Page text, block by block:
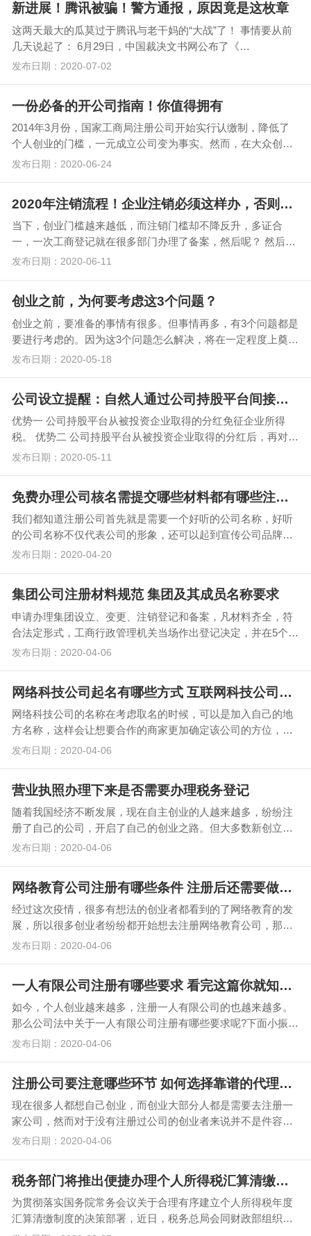
新进展！腾讯被骗！警方通报，原因竟是这枚章
这两天最大的瓜莫过于腾讯与老干妈的“大战”了！ 事情要从前
几天说起了： 6月29日，中国裁决文书网公布了《…
发布日期：2020-07-02
一份必备的开公司指南！你值得拥有
2014年3月份，国家工商局注册公司开始实行认缴制，降低了
个人创业的门槛，一元成立公司变为事实。然而，在大众创业
的同时，也带来了一些困惑，要开公司，注…
发布日期：2020-06-24
2020年注销流程！企业注销必须这样办，否则后果严重！
当下，创业门槛越来越低，而注销门槛却不降反升，多证合
一，一次工商登记就在很多部门办理了备案，然后呢？ 然后等
到有一天你要注销的时候，每一个部门都…
发布日期：2020-06-11
创业之前，为何要考虑这3个问题？
创业之前，要准备的事情有很多。但事情再多，有3个问题都是
要进行考虑的。因为这3个问题怎么解决，将在一定程度上奠定
创业的基调。 那么，这3个问题是什么？又…
发布日期：2020-05-18
公司设立提醒：自然人通过公司持股平台间接持股模式的税务优势
优势一 公司持股平台从被投资企业取得的分红免征企业所得
税。 优势二 公司持股平台从被投资企业取得的分红后，再对我
投资，现金对外投资也是无税。…
发布日期：2020-05-11
免费办理公司核名需提交哪些材料都有哪些注意事项
我们都知道注册公司首先就是需要一个好听的公司名称，好听
的公司名称不仅代表公司的形象，还可以起到宣传公司品牌的
效果。今天我们就一起来看看免费办理公司核名需提交哪…
发布日期：2020-04-20
集团公司注册材料规范 集团及其成员名称要求
申请办理集团设立、变更、注销登记和备案，凡材料齐全，符
合法定形式，工商行政管理机关当场作出登记决定，并在5个工
作日内核发营业执照或其他登记证明。今天我们就一起…
发布日期：2020-04-06
网络科技公司起名有哪些方式 互联网科技公司名字参考
网络科技公司的名称在考虑取名的时候，可以是加入自己的地
方名称，这样会让想要合作的商家更加确定该公司的方位，而
也应该选用带有吉祥，大气，凸显实力的词汇。今天我们…
发布日期：2020-04-06
营业执照办理下来是否需要办理税务登记
随着我国经济不断发展，现在自主创业的人越来越多，纷纷注
册了自己的公司，开启了自己的创业之路。但大多数新创立的
企业税法意识薄弱，认为办理完营业执照后，可以先不办…
发布日期：2020-04-06
网络教育公司注册有哪些条件 注册后还需要做哪些
经过这次疫情，很多有想法的创业者都看到的了网络教育的发
展，所以很多创业者纷纷都开始想去注册网络教育公司，那么
注册网络教育公司有哪些条件呢?网络教育公司注册后还…
发布日期：2020-04-06
一人有限公司注册有哪些要求 看完这篇你就知道了
如今，个人创业越来越多，注册一人有限公司的也越来越多。
那么公司法中关于一人有限公司注册有哪些要求呢?下面小振财
税就来给大家讲讲吧。 一、定义：一人有限责任公…
发布日期：2020-04-06
注册公司要注意哪些环节 如何选择靠谱的代理记账平台
现在很多人都想自己创业，而创业大部分人都是需要去注册一
家公司，然而对于没有注册过公司的创业者来说并不是件容易
的事情。今天我们就来看看小振财税给大家介绍的注册公…
发布日期：2020-04-06
税务部门将推出便捷办理个人所得税汇算清缴的措施
为贯彻落实国务院常务会议关于合理有序建立个人所得税年度
汇算清缴制度的决策部署，近日，税务总局会同财政部组织召